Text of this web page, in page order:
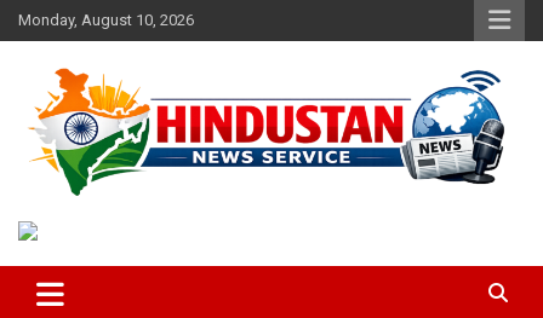
Skip
to
Monday, August 10, 2026
Hindustan News Service